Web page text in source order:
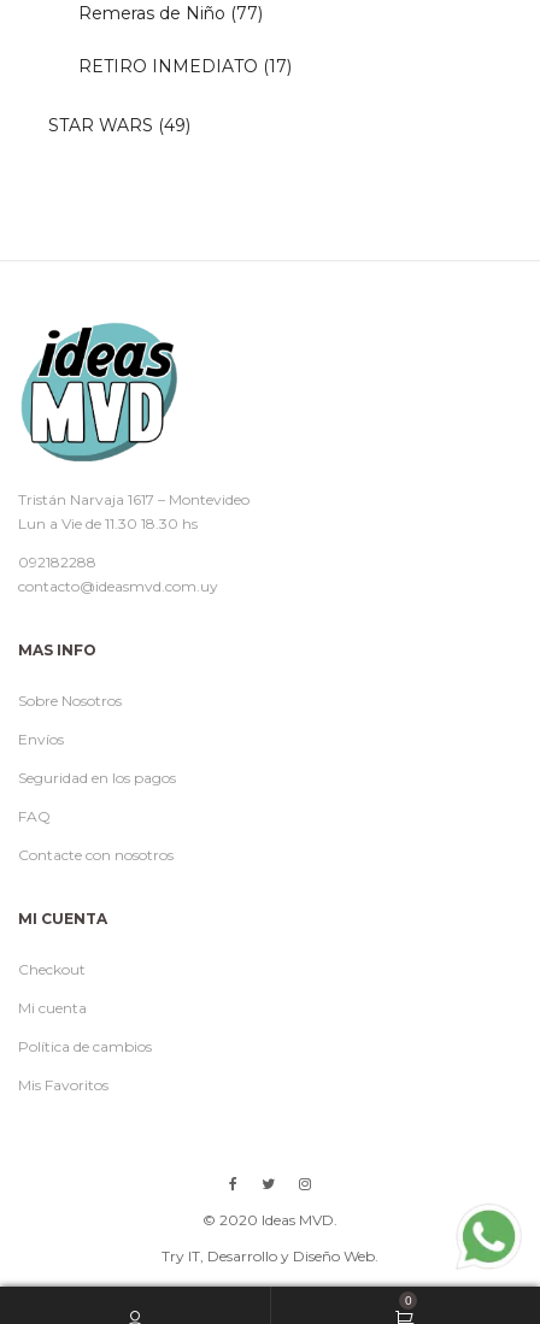
Remeras de Niño (77)
RETIRO INMEDIATO (17)
STAR WARS (49)
Tristán Narvaja 1617 – Montevideo
Lun a Vie de 11.30 18.30 hs
092182288
contacto@ideasmvd.com.uy
MAS INFO
Sobre Nosotros
Envíos
Seguridad en los pagos
FAQ
Contacte con nosotros
MI CUENTA
Checkout
Mi cuenta
Política de cambios
Mis Favoritos
© 2020 Ideas MVD.
Try IT, Desarrollo y Diseño Web.
0